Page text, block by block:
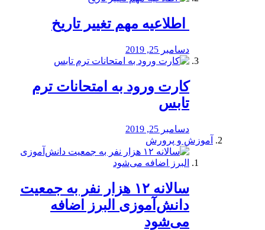
️ اطلاعیه مهم تغییر تاریخ
دسامبر 25, 2019
کارت ورود به امتحانات ترم
تابس
دسامبر 25, 2019
آموزش و پرورش
️سالانه ۱۲ هزار نفر به جمعیت
دانش‌آموزی البرز اضافه
می‌شود